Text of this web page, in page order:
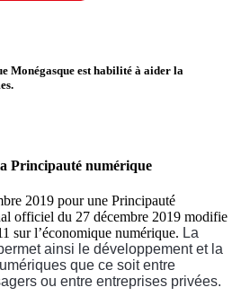
Monégasque est habilité à aider la
Principauté numérique
2019 pour une Principauté
officiel du 27 décembre 2019 modifie
sur l’économique numérique. La
ainsi le développement et la
que ce soit entre
ou entre entreprises privées.